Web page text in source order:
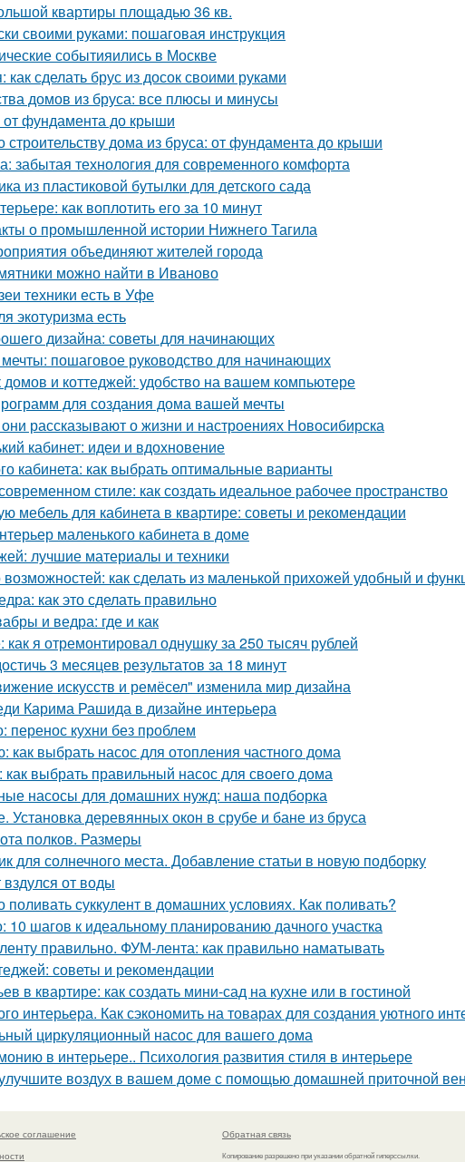
квартиры площадью 36 кв.
своими руками: пошаговая инструкция
событияились в Москве
сделать брус из досок своими руками
домов из бруса: все плюсы и минусы
от фундамента до крыши
строительству дома из бруса: от фундамента до крыши
забытая технология для современного комфорта
из пластиковой бутылки для детского сада
как воплотить его за 10 минут
о промышленной истории Нижнего Тагила
объединяют жителей города
можно найти в Иваново
техники есть в Уфе
экотуризма есть
дизайна: советы для начинающих
пошаговое руководство для начинающих
и коттеджей: удобство на вашем компьютере
для создания дома вашей мечты
рассказывают о жизни и настроениях Новосибирска
кабинет: идеи и вдохновение
кабинета: как выбрать оптимальные варианты
стиле: как создать идеальное рабочее пространство
мебель для кабинета в квартире: советы и рекомендации
маленького кабинета в доме
лучшие материалы и техники
как сделать из маленькой прихожей удобный и
как это сделать правильно
и ведра: где и как
я отремонтировал однушку за 250 тысяч рублей
3 месяцев результатов за 18 минут
искусств и ремёсел" изменила мир дизайна
Карима Рашида в дизайне интерьера
перенос кухни без проблем
как выбрать насос для отопления частного дома
выбрать правильный насос для своего дома
насосы для домашних нужд: наша подборка
Установка деревянных окон в срубе и бане из бруса
полков. Размеры
для солнечного места. Добавление статьи в новую подборку
от воды
поливать суккулент в домашних условиях. Как поливать?
шагов к идеальному планированию дачного участка
правильно. ФУМ-лента: как правильно наматывать
советы и рекомендации
в квартире: как создать мини-сад на кухне или в гостиной
интерьера. Как сэкономить на товарах для создания уютного
циркуляционный насос для вашего дома
в интерьере.. Психология развития стиля в интерьере
воздух в вашем доме с помощью домашней приточной
соглашение
Обратная связь
Копирование разрешено при указании обратной гиперссылки.